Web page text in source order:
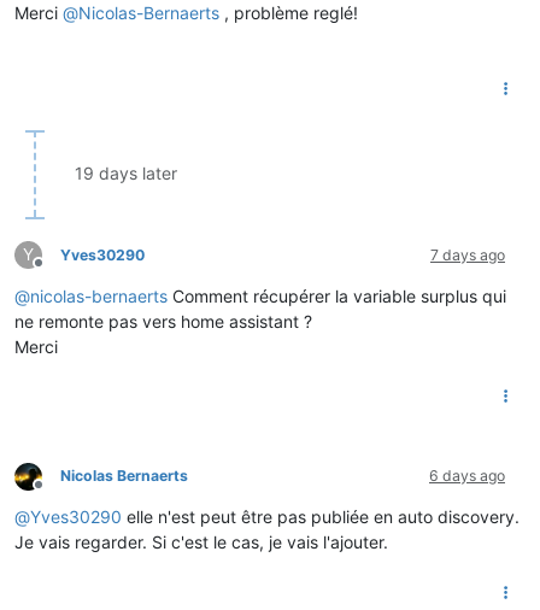
Merci @Nicolas-Bernaerts , problème reglé!
19 days later
Y
Offline
Yves30290 7 days ago
@nicolas-bernaerts Comment récupérer la variable surplus qui
ne remonte pas vers home assistant ?
Merci
Offline
Nicolas Bernaerts 6 days ago
@Yves30290 elle n'est peut être pas publiée en auto discovery.
Je vais regarder. Si c'est le cas, je vais l'ajouter.